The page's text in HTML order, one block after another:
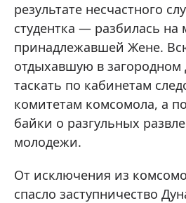
результате несчастного
студентка — разбилась
принадлежавшей Жене.
отдыхавшую в загородном
таскать по кабинетам
комитетам комсомола, а
байки о разгульных
молодежи.
От исключения из
спасло заступничество